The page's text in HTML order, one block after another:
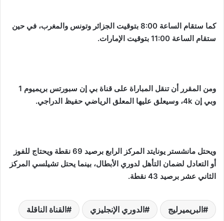
كما ستقام الساعة 8:00 بتوقيت الجزائر وتونس والمغرب، في حين
ستقام الساعة 11:00 بتوقيت الإمارات.
ومن المقرر أن تنقل المباراة على قناة بي إن سبورتس بريميوم 1
وبي إن 4k، وسيعلق عليها المعلق الرياضي حفيظ الدراجي.
ويحتل مانشستر يونايتد المركز الرابع برصيد 69 نقطة ويحتاج للفوز
أو التعادل لضمان التأهل لدوري الأبطال، بينما يحتل تشيلسي المركز
الثاني عشر برصيد 43 نقطة.
البريميرليج الدوري الإنجليزي القناة الناقلة